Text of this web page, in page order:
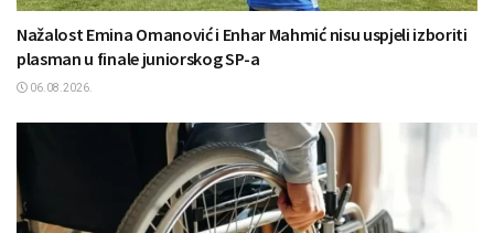
Nažalost Emina Omanović i Enhar Mahmić nisu uspjeli izboriti
plasman u finale juniorskog SP-a
06.08.2026.